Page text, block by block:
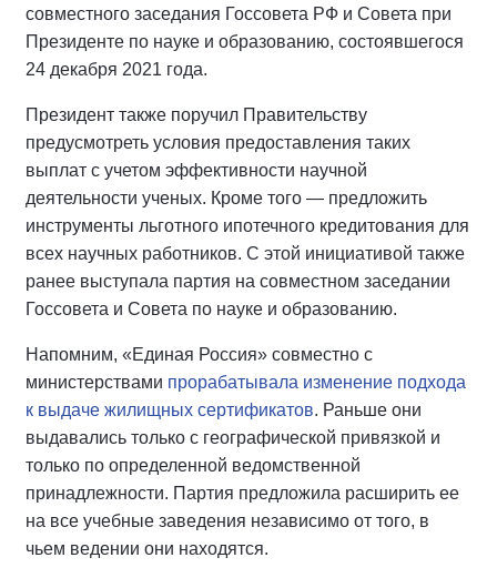
совместного заседания Госсовета РФ и Совета при
Президенте по науке и образованию, состоявшегося
24 декабря 2021 года.
Президент также поручил Правительству
предусмотреть условия предоставления таких
выплат с учетом эффективности научной
деятельности ученых. Кроме того — предложить
инструменты льготного ипотечного кредитования для
всех научных работников. С этой инициативой также
ранее выступала партия на совместном заседании
Госсовета и Совета по науке и образованию.
Напомним, «Единая Россия» совместно с
министерствами прорабатывала изменение подхода
к выдаче жилищных сертификатов. Раньше они
выдавались только с географической привязкой и
только по определенной ведомственной
принадлежности. Партия предложила расширить ее
на все учебные заведения независимо от того, в
чьем ведении они находятся.